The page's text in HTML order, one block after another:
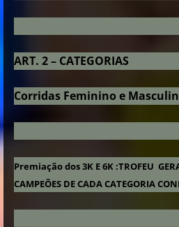
ART. 2 – CATEGORIAS
Corridas Feminino e
Premiação dos 3K E 6K :TROFEU
CAMPEÕES DE CADA CATEGORIA